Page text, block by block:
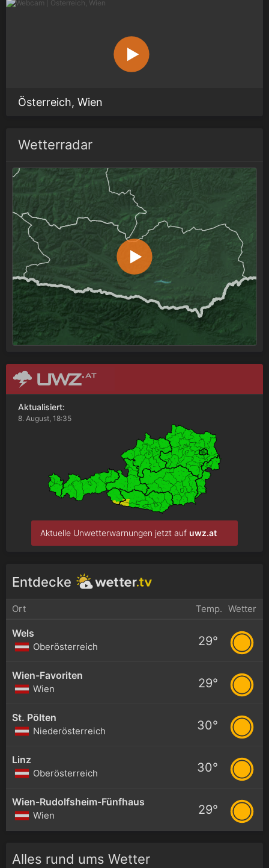
Österreich, Wien
Wetterradar
Aktualisiert:
8. August, 18:35
Aktuelle Unwetterwarnungen jetzt auf uwz.at
Entdecke
Ort Temp. Wetter
Wels
Oberösterreich 29°
Wien-Favoriten
Wien 29°
St. Pölten
Niederösterreich 30°
Linz
Oberösterreich 30°
Wien-Rudolfsheim-Fünfhaus
Wien 29°
Alles rund ums Wetter